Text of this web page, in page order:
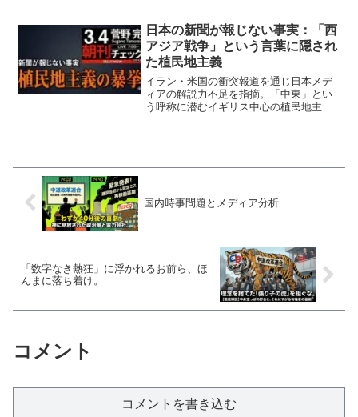
む彼らの欺瞞と、痴話喧嘩で国を動かす
危険性を徹底解剖する。
日本の新聞が報じない事実：「西
アジア戦争」という言葉に隠され
た植民地主義
イラン・米国の衝突報道を通じ日本メデ
ィアの解説力不足を指摘。「中東」とい
う呼称に潜むイギリス中心の植民地主義
国内時事問題とメディア分析
「数字なき熱狂」に浮かれるお前ら、ほ
んまに落ち着け。
コメント
コメントを書き込む